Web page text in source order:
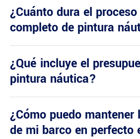
¿Cuánto dura el proceso
completo de pintura
¿Qué incluye el
pintura náutica?
¿Cómo puedo mantener
de mi barco en perfecto